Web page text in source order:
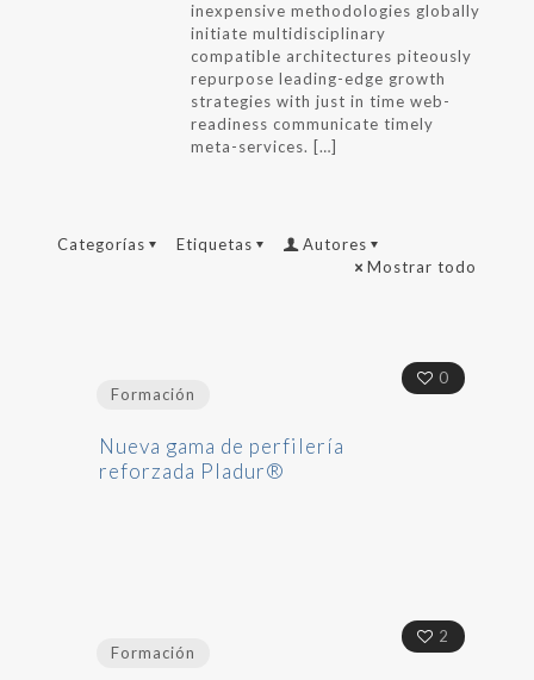
inexpensive methodologies globally
initiate multidisciplinary
compatible architectures piteously
repurpose leading-edge growth
strategies with just in time web-
readiness communicate timely
meta-services. […]
Categorías Etiquetas
Autores
Mostrar todo
0
Formación
Nueva gama de perfilería
reforzada Pladur®
2
Formación